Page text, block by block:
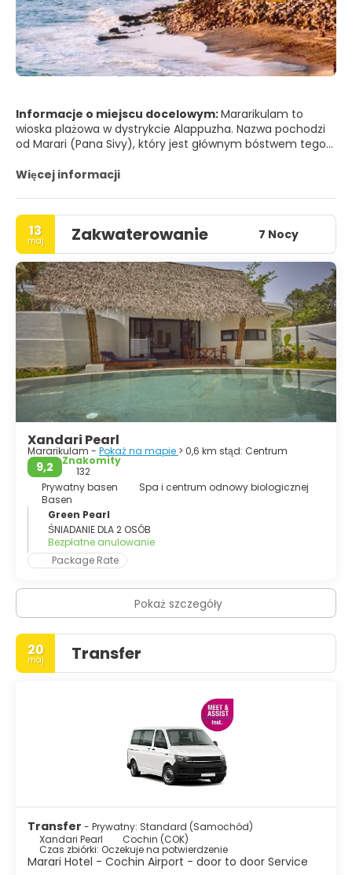
Informacje o miejscu docelowym:Mararikulam to
wioska plażowa w dystrykcie Alappuzha. Nazwa pochodzi
od Marari (Pana Sivy), który jest głównym bóstwem tego
Mahadevar, poświęcona Panu Siva (nazywanemu również
komunizmu i ma bardzo piękną plażę, znaną pod nazwą
Marari Beach lub plaża Mararikulam. Wioska ta ma dwie
rady wiejskie, Mararikulam Południe i Mararikulam Północ.
Mararikulam Północ składa się z części Mararikulam,
Perunormangalam, Kanichukulangara, Beach, Poklasheri i
Chennaveli. Rada Południowa składa się z części
Mararikulam, Kattoor, Pollathai, Valavanadu,
Preethikulangara, Omanapuzha, Kalavoor, Pathirapally i
Chettikadu.
Więcej informacji
13
maj Zakwaterowanie 7 Nocy
Xandari Pearl
Mararikulam - Pokaż na mapie > 0,6 km stąd: Centrum
9,2
Znakomity
132
Prywatny basen
Spa i centrum odnowy biologicznej
Basen
Green Pearl
ŚNIADANIE DLA 2 OSÓB
Bezpłatne anulowanie
Package Rate
Pokaż szczegóły
20
maj Transfer
Transfer - Prywatny: Standard (Samochód)
Xandari Pearl
Cochin (COK)
Czas zbiórki: Oczekuje na potwierdzenie
Marari Hotel - Cochin Airport - door to door Service